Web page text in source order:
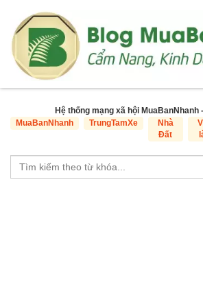
Hệ thống mạng xã hội MuaBanNhanh
MuaBanNhanh
TrungTamXe
Nhà
Đất